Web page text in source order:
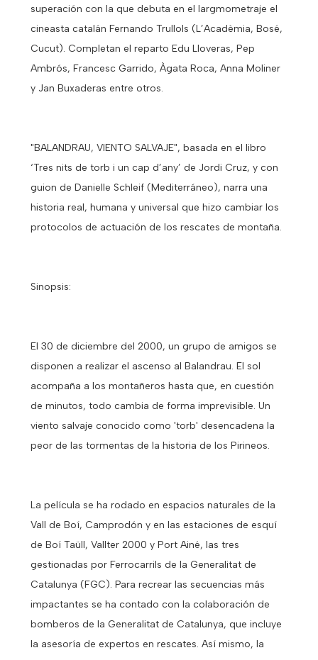
superación con la que debuta en el largmometraje el
cineasta catalán Fernando Trullols (L’Acadèmia, Bosé,
Cucut). Completan el reparto Edu Lloveras, Pep
Ambrós, Francesc Garrido, Àgata Roca, Anna Moliner
y Jan Buxaderas entre otros.
"BALANDRAU, VIENTO SALVAJE", basada en el libro
‘Tres nits de torb i un cap d’any’ de Jordi Cruz, y con
guion de Danielle Schleif (Mediterráneo), narra una
historia real, humana y universal que hizo cambiar los
protocolos de actuación de los rescates de montaña.
Sinopsis:
El 30 de diciembre del 2000, un grupo de amigos se
disponen a realizar el ascenso al Balandrau. El sol
acompaña a los montañeros hasta que, en cuestión
de minutos, todo cambia de forma imprevisible. Un
viento salvaje conocido como 'torb' desencadena la
peor de las tormentas de la historia de los Pirineos.
La película se ha rodado en espacios naturales de la
Vall de Boí, Camprodón y en las estaciones de esquí
de Boí Taüll, Vallter 2000 y Port Ainé, las tres
gestionadas por Ferrocarrils de la Generalitat de
Catalunya (FGC). Para recrear las secuencias más
impactantes se ha contado con la colaboración de
bomberos de la Generalitat de Catalunya, que incluye
la asesoría de expertos en rescates. Así mismo, la